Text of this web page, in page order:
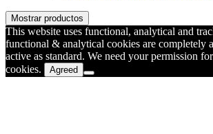
Mostrar productos
This website uses functional, analytical and
functional & analytical cookies are completely
active as standard. We need your permission
cookies.
Agreed